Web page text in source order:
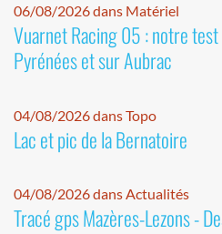
06/08/2026 dans Matériel
Vuarnet Racing 05 : notre test
Pyrénées et sur Aubrac
04/08/2026 dans Topo
Lac et pic de la Bernatoire
04/08/2026 dans Actualités
Tracé gps Mazères-Lezons -